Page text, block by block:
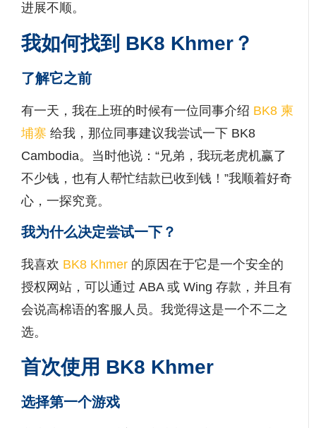
进展不顺。
我如何找到 BK8 Khmer？
了解它之前
有一天，我在上班的时候有一位同事介绍 BK8 柬
埔寨 给我，那位同事建议我尝试一下 BK8
Cambodia。当时他说：“兄弟，我玩老虎机赢了
不少钱，也有人帮忙结款已收到钱！”我顺着好奇
心，一探究竟。
我为什么决定尝试一下？
我喜欢 BK8 Khmer 的原因在于它是一个安全的
授权网站，可以通过 ABA 或 Wing 存款，并且有
会说高棉语的客服人员。我觉得这是一个不二之
选。
首次使用 BK8 Khmer
选择第一个游戏